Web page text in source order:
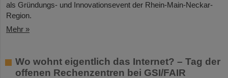
als Gründungs- und Innovationsevent der Rhein-Main-Neckar-
Region.
Mehr »
Wo wohnt eigentlich das Internet? – Tag der
offenen Rechenzentren bei GSI/FAIR